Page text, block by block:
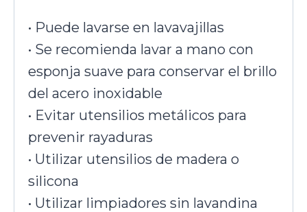
• Puede lavarse en lavavajillas
• Se recomienda lavar a mano con
esponja suave para conservar el brillo
del acero inoxidable
• Evitar utensilios metálicos para
prevenir rayaduras
• Utilizar utensilios de madera o
silicona
• Utilizar limpiadores sin lavandina